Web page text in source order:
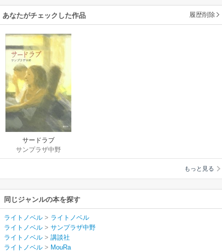
あなたがチェックした作品 履歴削除
サードラブ
サンプラザ中野
もっと見る
同じジャンルの本を探す
ライトノベル > ライトノベル
ライトノベル > サンプラザ中野
ライトノベル > 講談社
ライトノベル > MouRa